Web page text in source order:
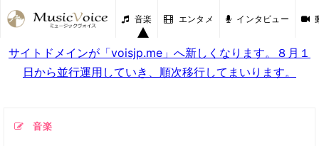
音楽 エンタメ インタビュー
サイトドメインが「voisjp.me」へ新しくなります。８月１
日から並行運用していき、順次移行してまいります。
音楽